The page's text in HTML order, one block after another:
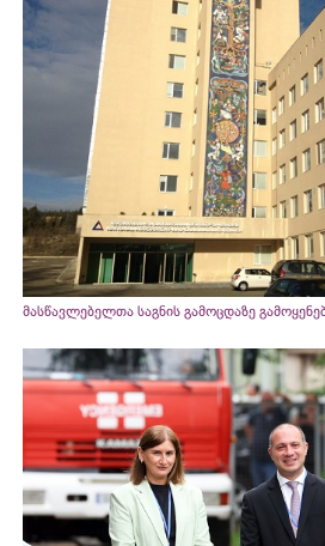
მასწავლებელთა საგნის გამოცდაზე